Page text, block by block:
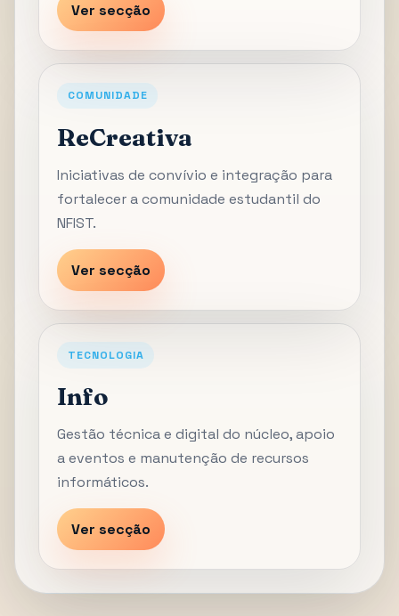
Ver secção
COMUNIDADE
ReCreativa
Iniciativas de convívio e integração para
fortalecer a comunidade estudantil do
NFIST.
Ver secção
TECNOLOGIA
Info
Gestão técnica e digital do núcleo, apoio
a eventos e manutenção de recursos
informáticos.
Ver secção